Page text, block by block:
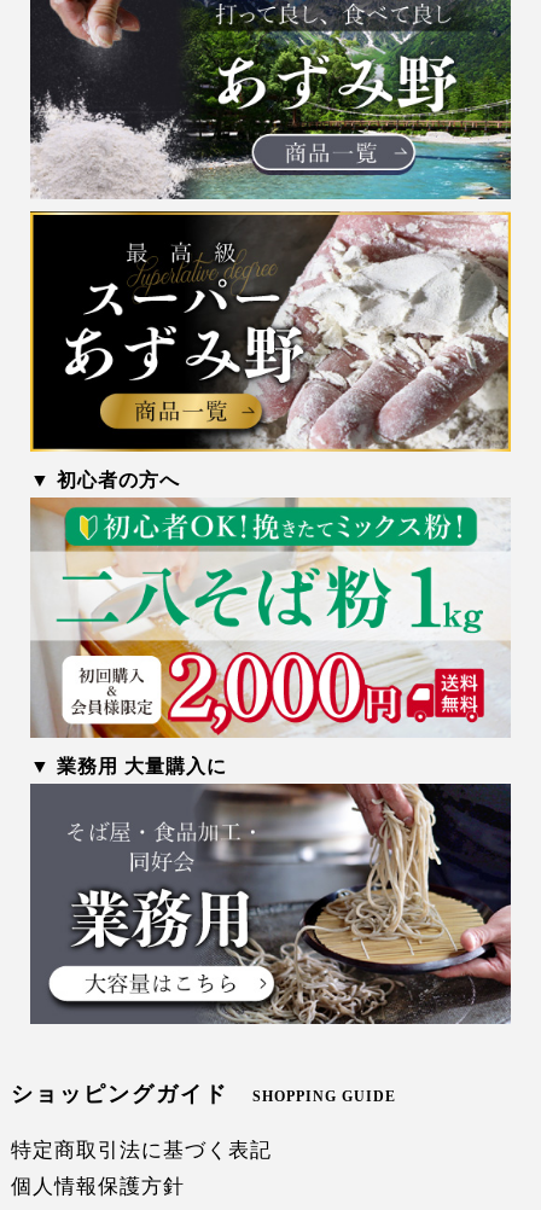
▼ 初心者の方へ
▼ 業務用 大量購入に
ショッピングガイド SHOPPING GUIDE
特定商取引法に基づく表記
個人情報保護方針